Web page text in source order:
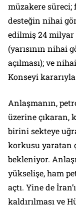
müzakere süreci;
desteğin nihai
edilmiş 24 milyar
(yarısının nihai
açılması); ve
Konseyi
Anlaşmanın,
üzerine çıkaran,
birini sekteye
korkusu yaratan
bekleniyor.
yükselişe, ham
açtı. Yine de
kaldırılması ve